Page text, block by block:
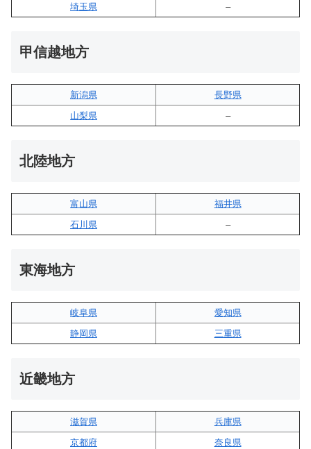
埼玉県
–
甲信越地方
新潟県
長野県
山梨県
–
北陸地方
富山県
福井県
石川県
–
東海地方
岐阜県
愛知県
静岡県
三重県
近畿地方
滋賀県
兵庫県
京都府
奈良県